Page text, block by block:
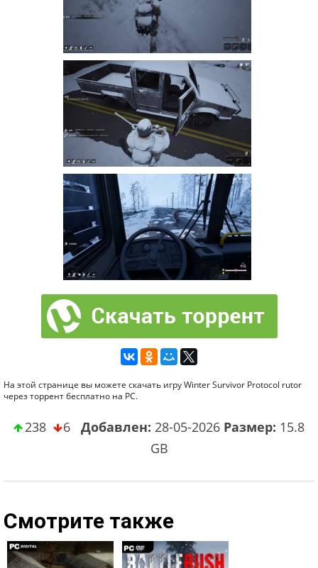
На этой странице вы можете скачать игру Winter Survivor Protocol rutor
через торрент бесплатно на PC.
238 6 Добавлен: 28-05-2026 Размер: 15.8
GB
Смотрите также